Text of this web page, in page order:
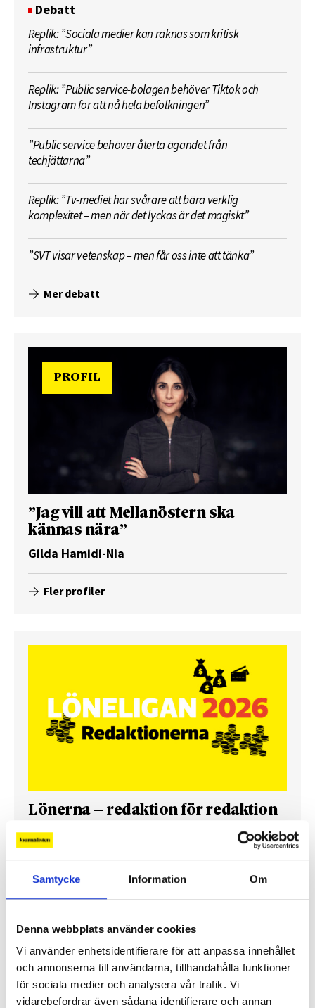
Samtycke Information Om
Denna webbplats använder cookies
Vi använder enhetsidentifierare för att anpassa innehållet
och annonserna till användarna, tillhandahålla funktioner
för sociala medier och analysera vår trafik. Vi
vidarebefordrar även sådana identifierare och annan
Debatt
Replik: ”Sociala medier kan räknas som kritisk
infrastruktur”
Replik: ”Public service-bolagen behöver Tiktok och
Instagram för att nå hela befolkningen”
”Public service behöver återta ägandet från
techjättarna”
Replik: ”Tv-mediet har svårare att bära verklig
komplexitet – men när det lyckas är det magiskt”
”SVT visar vetenskap – men får oss inte att tänka”
Mer debatt
PROFIL
”Jag vill att Mellanöstern ska
kännas nära”
Gilda Hamidi-Nia
Fler profiler
Lönerna – redaktion för redaktion
Så mycket tjänar vi – och våra chefer